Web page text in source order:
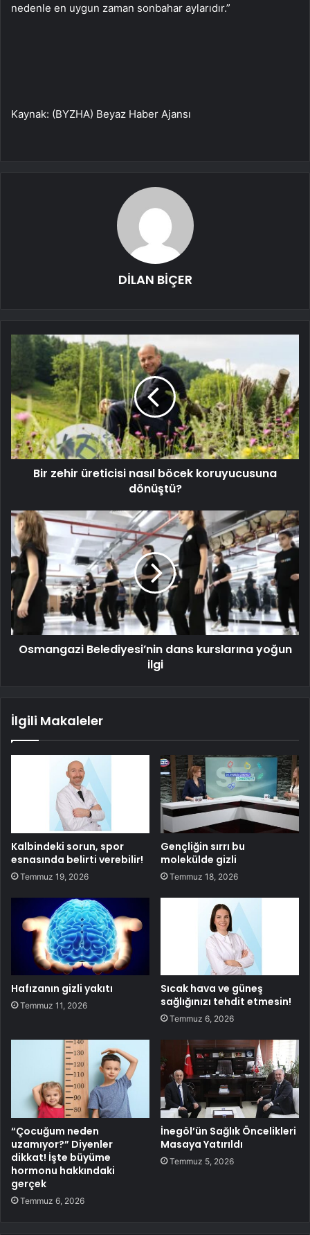
nedenle en uygun zaman sonbahar aylarıdır.”
Kaynak: (BYZHA) Beyaz Haber Ajansı
DİLAN BİÇER
Bir zehir üreticisi nasıl böcek koruyucusuna
dönüştü?
Osmangazi Belediyesi’nin dans kurslarına yoğun
ilgi
İlgili Makaleler
Kalbindeki sorun, spor
esnasında belirti verebilir!
Temmuz 19, 2026
Gençliğin sırrı bu
molekülde gizli
Temmuz 18, 2026
Hafızanın gizli yakıtı
Temmuz 11, 2026
Sıcak hava ve güneş
sağlığınızı tehdit etmesin!
Temmuz 6, 2026
“Çocuğum neden
uzamıyor?” Diyenler
dikkat! İşte büyüme
hormonu hakkındaki
gerçek
Temmuz 6, 2026
İnegöl’ün Sağlık Öncelikleri
Masaya Yatırıldı
Temmuz 5, 2026